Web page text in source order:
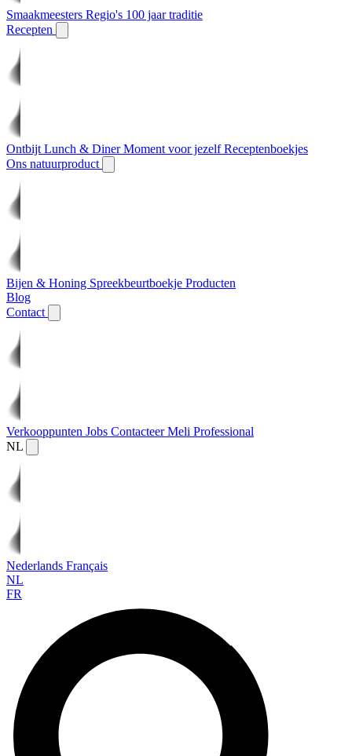
Smaakmeesters Regio's 100 jaar traditie
Recepten
OntbijtLunch & DinerMoment voor jezelfReceptenboekjes
Ons natuurproduct
Bijen & Honing Spreekbeurtboekje Producten
Blog
Contact
Verkooppunten Jobs Contacteer Meli Professional
NL
Nederlands Français
NL
FR